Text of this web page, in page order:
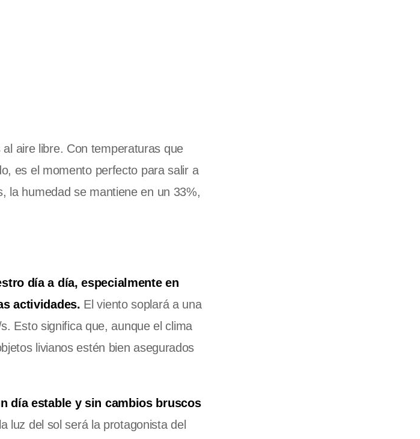
aire libre. Con temperaturas que
es el momento perfecto para salir a
la humedad se mantiene en un 33%,
día a día, especialmente en
actividades. El viento soplará a una
Esto significa que, aunque el clima
livianos estén bien asegurados
día estable y sin cambios bruscos
luz del sol será la protagonista del